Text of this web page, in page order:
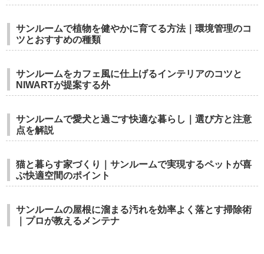
サンルームで植物を健やかに育てる方法｜環境管理のコ
ツとおすすめの種類
サンルームをカフェ風に仕上げるインテリアのコツと
NIWARTが提案する外
サンルームで愛犬と過ごす快適な暮らし｜選び方と注意
点を解説
猫と暮らす家づくり｜サンルームで実現するペットが喜
ぶ快適空間のポイント
サンルームの屋根に溜まる汚れを効率よく落とす掃除術
｜プロが教えるメンテナ